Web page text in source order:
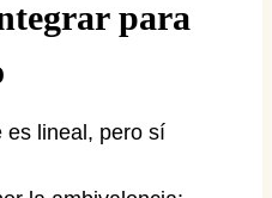
para
es lineal, pero sí